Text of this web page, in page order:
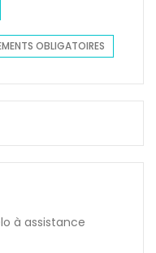
OBLIGATOIRES
à assistance